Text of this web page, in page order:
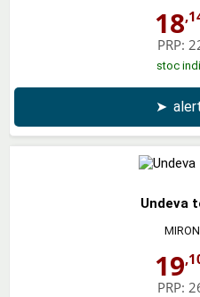
18
PRP:
stoc
➤
Undeva
MIRON
19
PRP: